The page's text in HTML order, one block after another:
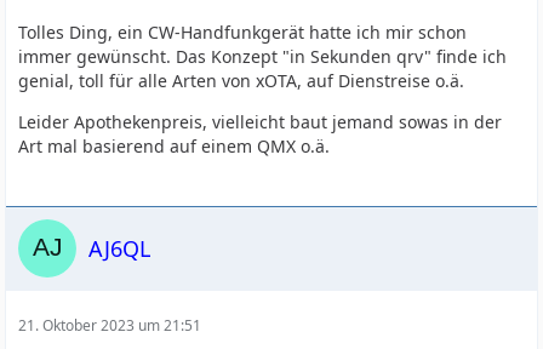
Tolles Ding, ein CW-Handfunkgerät hatte ich mir schon
immer gewünscht. Das Konzept "in Sekunden qrv" finde ich
genial, toll für alle Arten von xOTA, auf Dienstreise o.ä.
Leider Apothekenpreis, vielleicht baut jemand sowas in der
Art mal basierend auf einem QMX o.ä.
AJ6QL
21. Oktober 2023 um 21:51